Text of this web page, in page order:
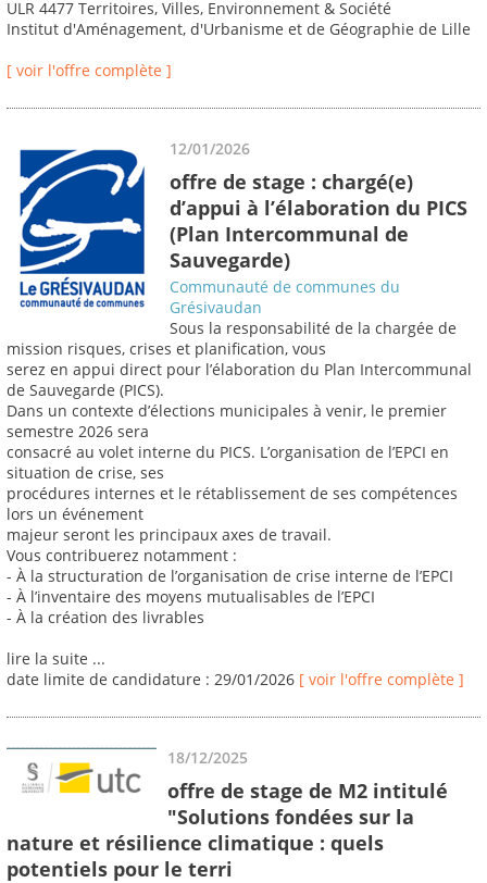
ULR 4477 Territoires, Villes, Environnement & Société
Institut d'Aménagement, d'Urbanisme et de Géographie de Lille
[ voir l'offre complète ]
12/01/2026
offre de stage : chargé(e)
d’appui à l’élaboration du PICS
(Plan Intercommunal de
Sauvegarde)
Communauté de communes du
Grésivaudan
Sous la responsabilité de la chargée de
mission risques, crises et planification, vous
serez en appui direct pour l’élaboration du Plan Intercommunal
de Sauvegarde (PICS).
Dans un contexte d’élections municipales à venir, le premier
semestre 2026 sera
consacré au volet interne du PICS. L’organisation de l’EPCI en
situation de crise, ses
procédures internes et le rétablissement de ses compétences
lors un événement
majeur seront les principaux axes de travail.
Vous contribuerez notamment :
- À la structuration de l’organisation de crise interne de l’EPCI
- À l’inventaire des moyens mutualisables de l’EPCI
- À la création des livrables
lire la suite ...
date limite de candidature : 29/01/2026 [ voir l'offre complète ]
18/12/2025
offre de stage de M2 intitulé
"Solutions fondées sur la
nature et résilience climatique : quels
potentiels pour le terri